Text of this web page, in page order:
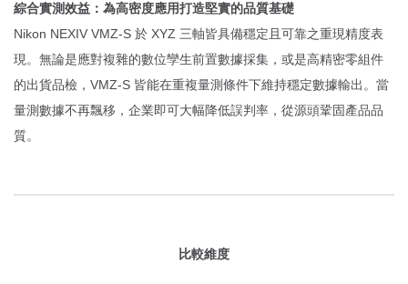
綜合實測效益：為高密度應用打造堅實的品質基礎
Nikon NEXIV VMZ-S 於 XYZ 三軸皆具備穩定且可靠之重現精度表
現。無論是應對複雜的數位孿生前置數據採集，或是高精密零組件
的出貨品檢，VMZ-S 皆能在重複量測條件下維持穩定數據輸出。當
量測數據不再飄移，企業即可大幅降低誤判率，從源頭鞏固產品品
質。
比較維度